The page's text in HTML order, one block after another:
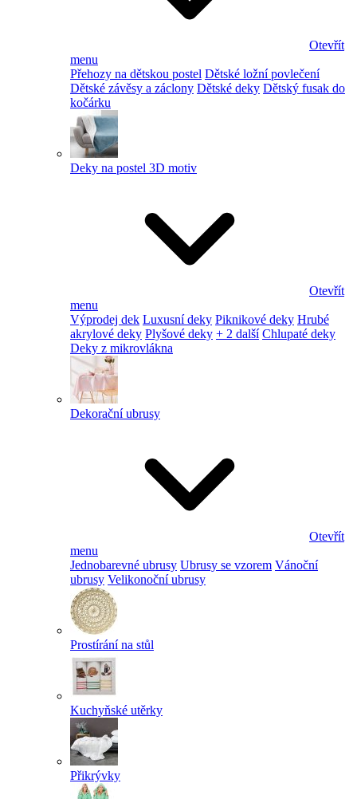
Otevřít
menu
Přehozy na dětskou postel Dětské ložní povlečení
Dětské závěsy a záclony Dětské deky Dětský fusak do
kočárku
Deky na postel 3D motiv
Otevřít
menu
Výprodej dek Luxusní deky Piknikové deky Hrubé
akrylové deky Plyšové deky + 2 další Chlupaté deky
Deky z mikrovlákna
Dekorační ubrusy
Otevřít
menu
Jednobarevné ubrusy Ubrusy se vzorem Vánoční
ubrusy Velikonoční ubrusy
Prostírání na stůl
Kuchyňské utěrky
Přikrývky